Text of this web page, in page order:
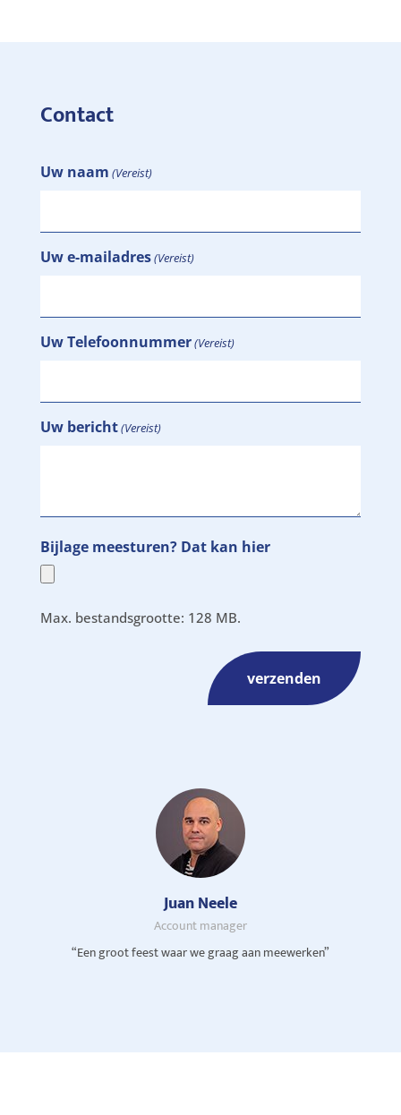
Contact
Uw naam (Vereist)
Uw e-mailadres(Vereist)
Uw Telefoonnummer(Vereist)
Uw bericht(Vereist)
Bijlage meesturen? Dat kan hier
Max. bestandsgrootte: 128 MB.
Juan Neele
Account manager
“Een groot feest waar we graag aan meewerken”